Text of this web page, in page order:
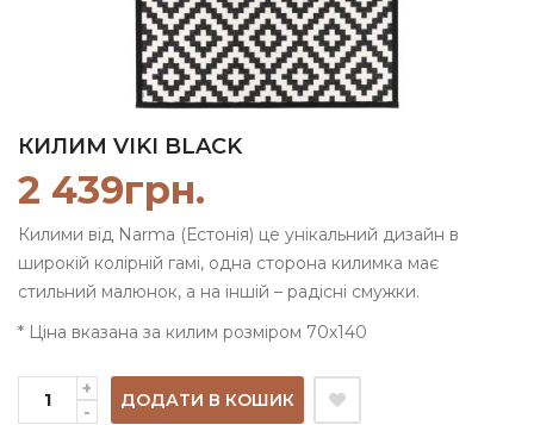
КИЛИМ VIKI BLACK
2 439грн.
Килими від Narma (Естонія) це унікальний дизайн в
широкій колірній гамі, одна сторона килимка має
стильний малюнок, а на іншій – радісні смужки.
* Ціна вказана за килим розміром 70х140
ДОДАТИ В КОШИК